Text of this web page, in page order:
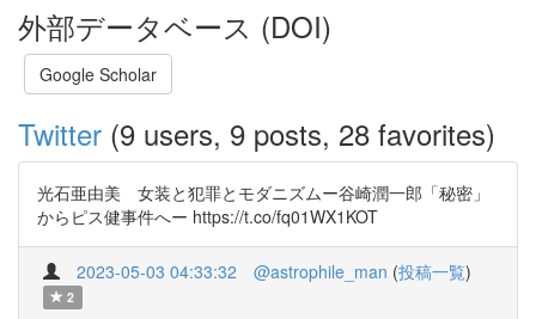
外部データベース (DOI)
Google Scholar
Twitter (9 users, 9 posts, 28 favorites)
光石亜由美 女装と犯罪とモダニズムー谷崎潤一郎「秘密」
からピス健事件へー https://t.co/fq01WX1KOT
2023-05-03 04:33:32 @astrophile_man (投稿一覧)
2